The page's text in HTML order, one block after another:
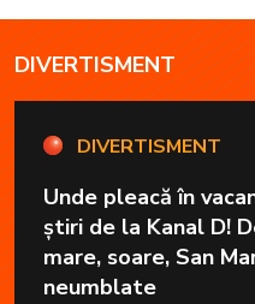
DIVERTISMENT
DIVERTISMENT
Unde pleacă în
știri de la Kanal D!
mare, soare, San
neumblate